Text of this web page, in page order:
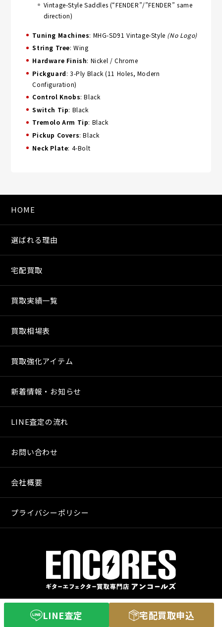
Vintage-Style Saddles (“FENDER”/”FENDER” same
direction)
Tuning Machines: MHG-SD91 Vintage-Style (No Logo)
String Tree: Wing
Hardware Finish: Nickel / Chrome
Pickguard: 3-Ply Black (11 Holes, Modern
Configuration)
Control Knobs: Black
Switch Tip: Black
Tremolo Arm Tip: Black
Pickup Covers: Black
Neck Plate: 4-Bolt
LINE査定 宅配買取申込
HOME
選ばれる理由
宅配買取
買取実績一覧
買取相場表
買取強化アイテム
新着情報・お知らせ
LINE査定の流れ
お問い合わせ
会社概要
プライバシーポリシー
〒640-8255
和歌山市和歌山市舟津町３丁目３